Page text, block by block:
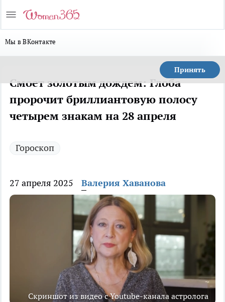
Мы в ВКонтакте
Принять
Смоет золотым дождем: Глоба
пророчит бриллиантовую полосу
четырем знакам на 28 апреля
Гороскоп
27 апреля 2025 Валерия Хаванова
Скриншот из видео с Youtube-канала астролога